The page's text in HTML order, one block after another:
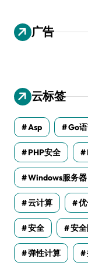
广告
云标签
Asp Go
PHP安全
Windows服务器
云计算
安全 安
弹性计算